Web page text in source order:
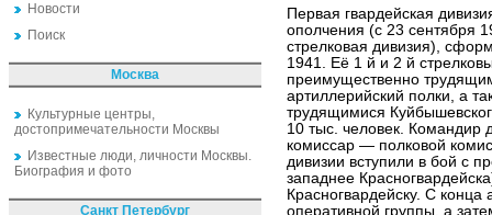
Новости
Поиск
Москва
Культурные центры,
достопримечательности Москвы
Известные люди, личности Москвы.
Биография и фото
Санкт Петербург
Первая гвардейская
ополчения (с 23 сентября
стрелковая дивизия),
1941. Её 1 й и 2 й
преимущественно
артиллерийский полки, а
трудящимися
10 тыс. человек.
комиссар — полковой
дивизии вступили в бой с
западнее
Красногвардейску. С конца
оперативной группы, а